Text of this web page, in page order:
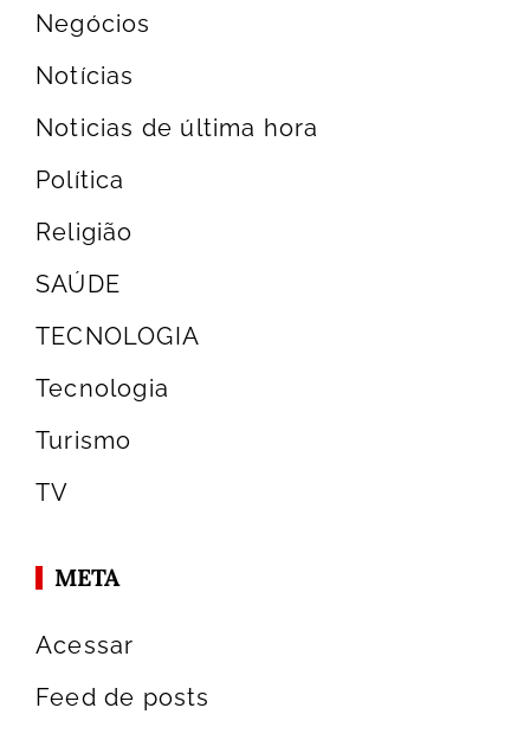
Negócios
Notícias
Noticias de última hora
Política
Religião
SAÚDE
TECNOLOGIA
Tecnologia
Turismo
TV
META
Acessar
Feed de posts